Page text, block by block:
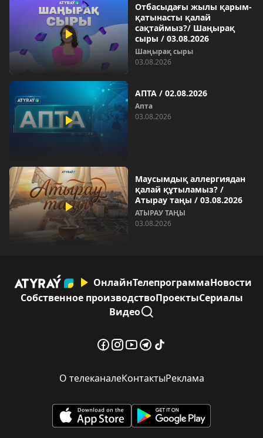
Отбасыдағы жылы қарым-
қатынасты қалай
сақтаймыз?/ Шаңырақ
сыры / 03.08.2026
Шаңырақ сыры
03.08.2026
АПТА / 02.08.2026
Aпта
03.08.2026
Маусымдық аллергиядан
қалай құтыламыз? /
Атырау таңы / 03.08.2026
АТЫРАУ ТАҢЫ
03.08.2026
ОнлайнТелепрограммаНовости
Собственное производствоПроектыСериалы
Видео
О телеканалеКонтактыРеклама